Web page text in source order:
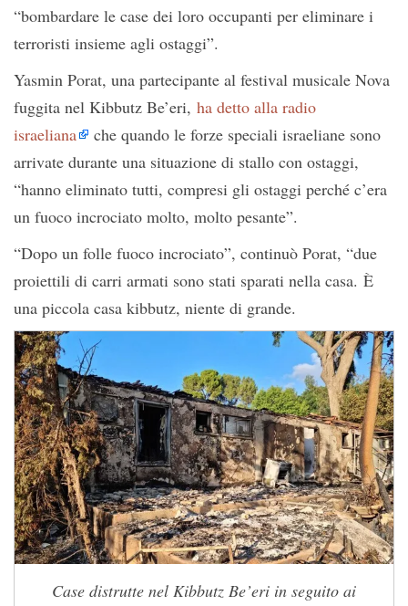
“bombardare le case dei loro occupanti per eliminare i
terroristi insieme agli ostaggi”.
Yasmin Porat, una partecipante al festival musicale Nova
fuggita nel Kibbutz Be’eri, ha detto alla radio
israeliana
che quando le forze speciali israeliane sono
arrivate durante una situazione di stallo con ostaggi,
“hanno eliminato tutti, compresi gli ostaggi perché c’era
un fuoco incrociato molto, molto pesante”.
“Dopo un folle fuoco incrociato”, continuò Porat, “due
proiettili di carri armati sono stati sparati nella casa. È
una piccola casa kibbutz, niente di grande.
Case distrutte nel Kibbutz Be’eri in seguito ai